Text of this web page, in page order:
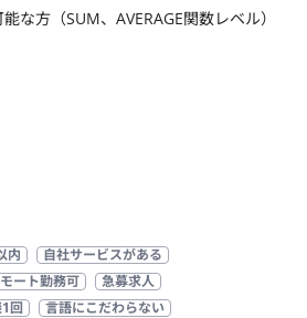
な方（SUM、AVERAGE関数レベル）
内
自社サービスがある
ート勤務可
急募求人
回 言語にこだわらない